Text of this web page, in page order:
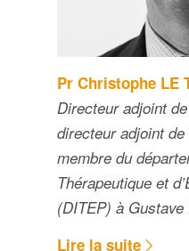
Pr Christophe LE
Directeur adjoint
directeur adjoint
membre du
Thérapeutique et
(DITEP) à
Lire la suite